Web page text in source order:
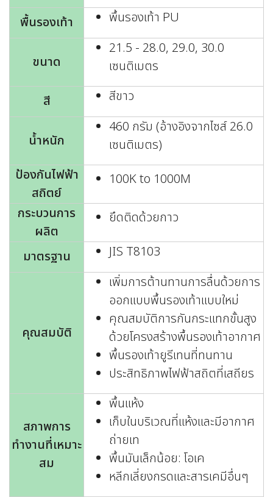
พื้นรองเท้า
พื้นรองเท้า PU
ขนาด
21.5 - 28.0, 29.0, 30.0
เซนติเมตร
สี
สีขาว
น้ำหนัก
460 กรัม (อ้างอิงจากไซส์ 26.0
เซนติเมตร)
ป้องกันไฟฟ้า
สถิตย์
100K to 1000M
กระบวนการ
ผลิต
ยึดติดด้วยกาว
มาตรฐาน JIS T8103
คุณสมบัติ
เพิ่มการต้านทานการลื่นด้วยการ
ออกแบบพื้นรองเท้าแบบใหม่
คุณสมบัติการกันกระแทกขั้นสูง
ด้วยโครงสร้างพื้นรองเท้าอากาศ
พื้นรองเท้ายูรีเทนที่ทนทาน
ประสิทธิภาพไฟฟ้าสถิตที่เสถียร
สภาพการ
ทำงานที่เหมาะ
สม
พื้นแห้ง
เก็บในบริเวณที่แห้งและมีอากาศ
ถ่ายเท
พื้นมันเล็กน้อย: โอเค
หลีกเลี่ยงกรดและสารเคมีอื่นๆ